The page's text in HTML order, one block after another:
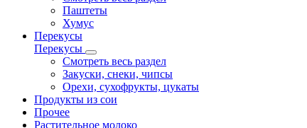
Паштеты
Хумус
Перекусы
Перекусы
Смотреть весь раздел
Закуски, снеки, чипсы
Орехи, сухофрукты, цукаты
Продукты из сои
Прочее
Растительное молоко